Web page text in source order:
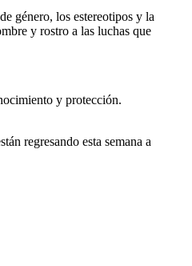
género, los estereotipos y la
y rostro a las luchas que
y protección.
regresando esta semana a